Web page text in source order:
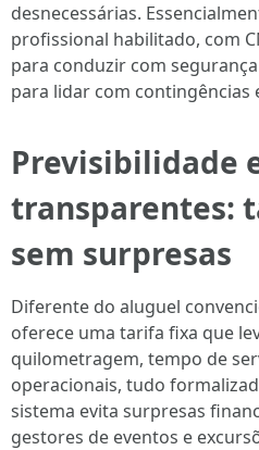
desnecessárias.
profissional habilitado, com
para conduzir com
para lidar com contingências
Previsibilidade
transparentes:
sem surpresas
Diferente do aluguel
oferece uma tarifa fixa que
quilometragem, tempo de
operacionais, tudo
sistema evita surpresas
gestores de eventos e